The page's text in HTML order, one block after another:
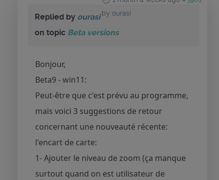
by ourasi
Replied by ourasi
on topic Beta versions
Bonjour,
Beta9 - win11:
Peut-être que c'est prévu au programme,
mais voici 3 suggestions de retour
concernant une nouveauté récente:
l'encart de carte:
1- Ajouter le niveau de zoom (ça manque
surtout quand on est utilisateur de